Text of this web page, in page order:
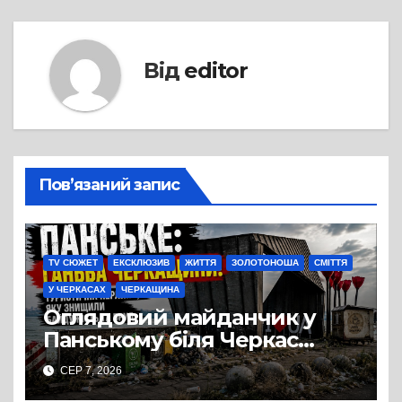
Від editor
Пов’язаний запис
TV СЮЖЕТ ЕКСКЛЮЗИВ ЖИТТЯ ЗОЛОТОНОША СМІТТЯ
У ЧЕРКАСАХ ЧЕРКАЩИНА
Оглядовий майданчик у
Панському біля Черкас
перетворився на занедбане
сміттєзвалище
СЕР 7, 2026